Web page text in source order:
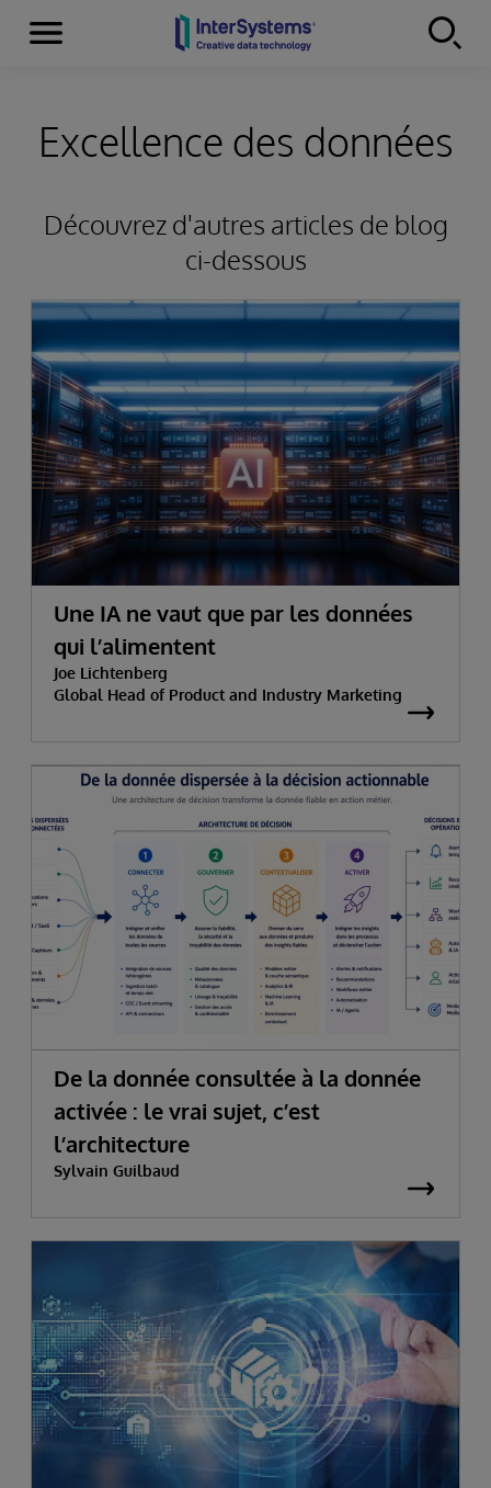
Skip to content
Menu
Excellence des données
Découvrez d'autres articles de blog
ci-dessous
Une IA ne vaut que par les données
qui l’alimentent
Joe Lichtenberg
Global Head of Product and Industry Marketing
De la donnée consultée à la donnée
activée : le vrai sujet, c’est
l’architecture
Sylvain Guilbaud